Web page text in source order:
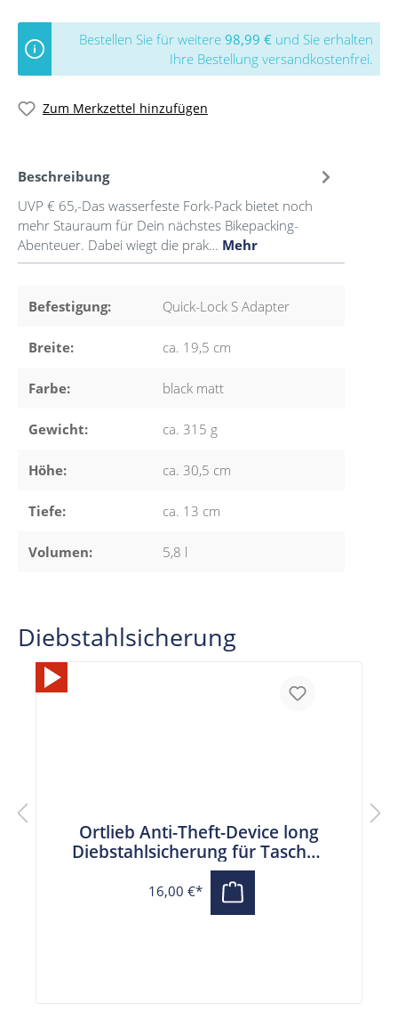
Bestellen Sie für weitere 98,99 € und Sie erhalten
Ihre Bestellung versandkostenfrei.
Zum Merkzettel hinzufügen
Beschreibung
UVP € 65,-Das wasserfeste Fork-Pack bietet noch
mehr Stauraum für Dein nächstes Bikepacking-
Abenteuer. Dabei wiegt die prak… Mehr
Befestigung: Quick-Lock S Adapter
Breite: ca. 19,5 cm
Farbe: black matt
Gewicht: ca. 315 g
Höhe: ca. 30,5 cm
Tiefe: ca. 13 cm
Volumen: 5,8 l
Diebstahlsicherung
Ortlieb Anti-Theft-Device long
Diebstahlsicherung für Taschen
(25 cm)
16,00 €*